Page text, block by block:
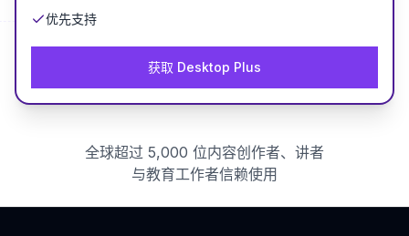
优先支持
获取 Desktop Plus
全球超过 5,000 位内容创作者、讲者
与教育工作者信赖使用